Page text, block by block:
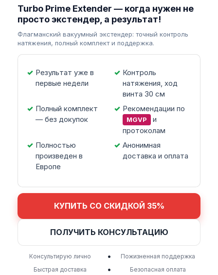
Turbo Prime Extender — когда нужен не
просто экстендер, а результат!
Флагманский вакуумный экстендер: точный контроль
натяжения, полный комплект и поддержка.
Результат уже в
первые недели
Контроль
натяжения, ход
винта 30 см
Полный комплект
— без докупок
Рекомендации по
MGVP
и
протоколам
Полностью
произведен в
Европе
Анонимная
доставка и оплата
КУПИТЬ СО СКИДКОЙ 35%
ПОЛУЧИТЬ КОНСУЛЬТАЦИЮ
Консультирую лично •
Пожизненная поддержка
Быстрая доставка
• Безопасная оплата